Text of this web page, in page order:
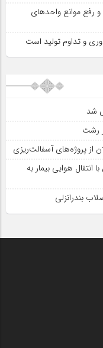
موانع واحدهای
و تداوم تولید است
شد
رشت
از پروژه‌های آسفالت‌ریزی
انتقال هوایی بیمار به
بندرانزلی